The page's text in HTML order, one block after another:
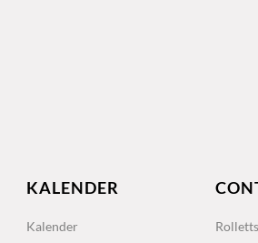
KALENDER
Kalender